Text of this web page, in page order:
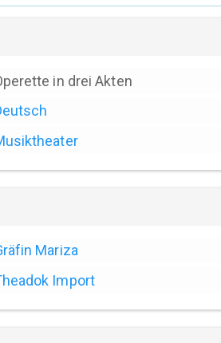
in drei Akten
Mariza
Import